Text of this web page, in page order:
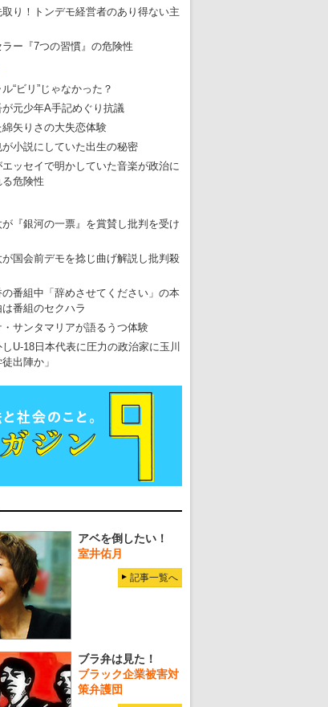
・
五輪入場行進にすぎやまこういちの曲、杉田水脈の
・ 大ウソだらけの東京五輪！ 安倍・菅・森はどんな嘘を
・ 五輪関係者が入国当日、築地を散歩！
・ 五輪でIOCラウンジ以外にVIPルーム、広告代理店は物品購入
り！トンデモ経営者のあり得ない主
ー『7つの習慣』の危険性
“ビリ”じゃなかった？
元少年A手記めぐり抗議
矢りさの大失恋体験
小説にしていた出生の秘密
ッセイで明かしていた音楽が政治に
危険性
が『銀河の一票』を賞賛し批判を受け
が国会前デモを捻じ曲げ解説し批判殺
番組中「辞めさせてください」の本
番組のセクハラ
サンタマリアが語るうつ体験
しU-18日本代表に圧力の政治家に玉川
出陣か」
アベを倒したい！
室井佑月
記事一覧へ
ブラ弁は見た！
ブラック企業被害対
策弁護団